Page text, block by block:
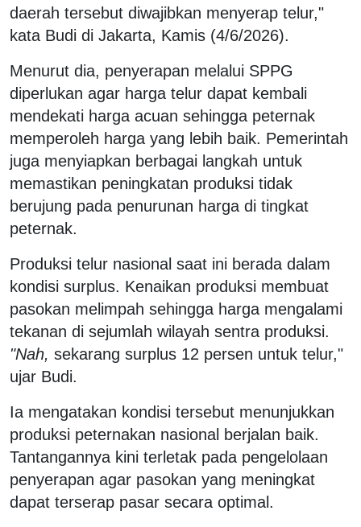
daerah tersebut diwajibkan menyerap telur,"
kata Budi di Jakarta, Kamis (4/6/2026).
Menurut dia, penyerapan melalui SPPG
diperlukan agar harga telur dapat kembali
mendekati harga acuan sehingga peternak
memperoleh harga yang lebih baik. Pemerintah
juga menyiapkan berbagai langkah untuk
memastikan peningkatan produksi tidak
berujung pada penurunan harga di tingkat
peternak.
Produksi telur nasional saat ini berada dalam
kondisi surplus. Kenaikan produksi membuat
pasokan melimpah sehingga harga mengalami
tekanan di sejumlah wilayah sentra produksi.
"Nah, sekarang surplus 12 persen untuk telur,"
ujar Budi.
Ia mengatakan kondisi tersebut menunjukkan
produksi peternakan nasional berjalan baik.
Tantangannya kini terletak pada pengelolaan
penyerapan agar pasokan yang meningkat
dapat terserap pasar secara optimal.